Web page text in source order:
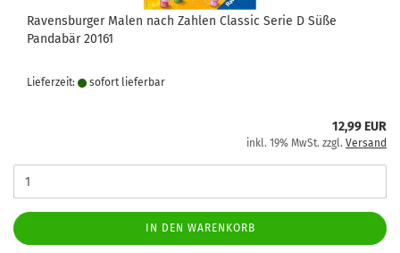
Ravensburger Malen nach Zahlen Classic Serie D Süße
Pandabär 20161
Lieferzeit: sofort lie­fer­bar
12,99 EUR
inkl. 19% MwSt. zzgl. Versand
IN DEN WARENKORB